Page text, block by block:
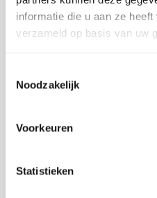
informatie die u aan ze
verzameld op basis van uw
Noodzakelijk
Voorkeuren
Statistieken
Kleur
Beoordelingen
Enkel ingelogde klanten die dit